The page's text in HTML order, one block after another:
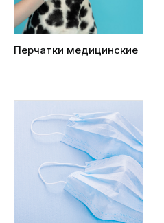
Перчатки медицинские